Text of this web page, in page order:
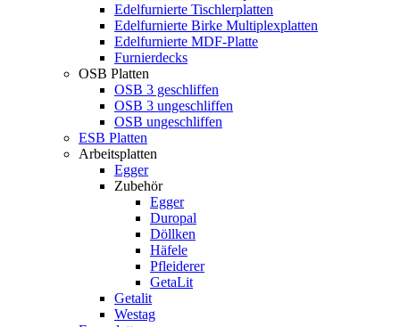
Edelfurnierte Tischlerplatten
Edelfurnierte Birke Multiplexplatten
Edelfurnierte MDF-Platte
Furnierdecks
OSB Platten
OSB 3 geschliffen
OSB 3 ungeschliffen
OSB ungeschliffen
ESB Platten
Arbeitsplatten
Egger
Zubehör
Egger
Duropal
Döllken
Häfele
Pfleiderer
GetaLit
Getalit
Westag